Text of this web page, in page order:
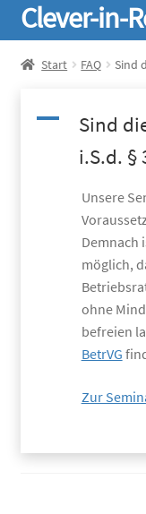
Zur
Navigation
springen
Zum
Inhalt
springen
Clever-in-
Start
Online-Rechner
Start FAQ Sind
A
Sind
i.S.d. §
Unsere
Demnach
möglich,
ohne
befreien
BetrVG
Zur